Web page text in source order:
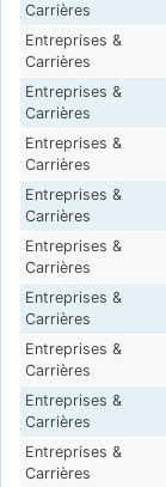
Carrières
Entreprises &
Carrières
Entreprises &
Carrières
Entreprises &
Carrières
Entreprises &
Carrières
Entreprises &
Carrières
Entreprises &
Carrières
Entreprises &
Carrières
Entreprises &
Carrières
Entreprises &
Carrières